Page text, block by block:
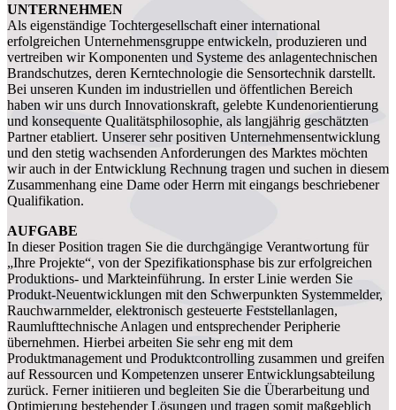
UNTERNEHMEN
Als eigenständige Tochtergesellschaft einer international
erfolgreichen Unternehmensgruppe entwickeln, produzieren und
vertreiben wir Komponenten und Systeme des anlagentechnischen
Brandschutzes, deren Kerntechnologie die Sensortechnik darstellt.
Bei unseren Kunden im industriellen und öffentlichen Bereich
haben wir uns durch Innovationskraft, gelebte Kundenorientierung
und konsequente Qualitätsphilosophie, als langjährig geschätzten
Partner etabliert. Unserer sehr positiven Unternehmensentwicklung
und den stetig wachsenden Anforderungen des Marktes möchten
wir auch in der Entwicklung Rechnung tragen und suchen in diesem
Zusammenhang eine Dame oder Herrn mit eingangs beschriebener
Qualifikation.
AUFGABE
In dieser Position tragen Sie die durchgängige Verantwortung für
„Ihre Projekte“, von der Spezifikationsphase bis zur erfolgreichen
Produktions- und Markteinführung. In erster Linie werden Sie
Produkt-Neuentwicklungen mit den Schwerpunkten Systemmelder,
Rauchwarnmelder, elektronisch gesteuerte Feststellanlagen,
Raumlufttechnische Anlagen und entsprechender Peripherie
übernehmen. Hierbei arbeiten Sie sehr eng mit dem
Produktmanagement und Produktcontrolling zusammen und greifen
auf Ressourcen und Kompetenzen unserer Entwicklungsabteilung
zurück. Ferner initiieren und begleiten Sie die Überarbeitung und
Optimierung bestehender Lösungen und tragen somit maßgeblich